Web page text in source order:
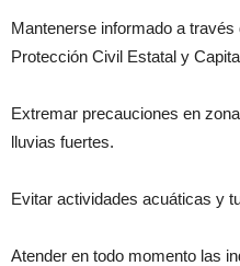
Mantenerse informado a
Protección Civil Estatal y
Extremar precauciones en
lluvias fuertes.
Evitar actividades acuáticas y
Atender en todo momento las